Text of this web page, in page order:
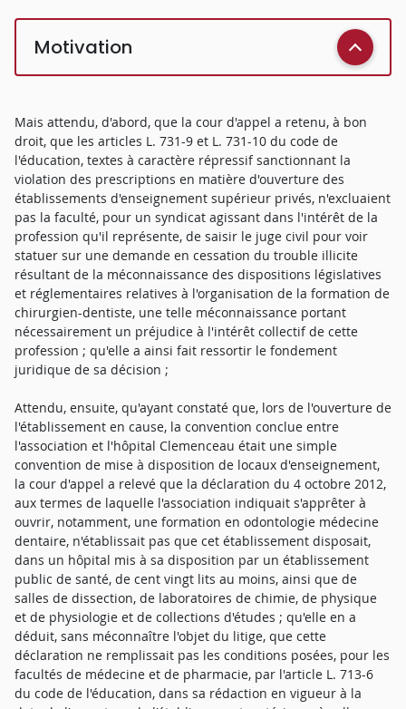
Motivation
Mais attendu, d'abord, que la cour d'appel a retenu, à bon
droit, que les articles L. 731-9 et L. 731-10 du code de
l'éducation, textes à caractère répressif sanctionnant la
violation des prescriptions en matière d'ouverture des
établissements d'enseignement supérieur privés, n'excluaient
pas la faculté, pour un syndicat agissant dans l'intérêt de la
profession qu'il représente, de saisir le juge civil pour voir
statuer sur une demande en cessation du trouble illicite
résultant de la méconnaissance des dispositions législatives
et réglementaires relatives à l'organisation de la formation de
chirurgien-dentiste, une telle méconnaissance portant
nécessairement un préjudice à l'intérêt collectif de cette
profession ; qu'elle a ainsi fait ressortir le fondement
juridique de sa décision ;
Attendu, ensuite, qu'ayant constaté que, lors de l'ouverture de
l'établissement en cause, la convention conclue entre
l'association et l'hôpital Clemenceau était une simple
convention de mise à disposition de locaux d'enseignement,
la cour d'appel a relevé que la déclaration du 4 octobre 2012,
aux termes de laquelle l'association indiquait s'apprêter à
ouvrir, notamment, une formation en odontologie médecine
dentaire, n'établissait pas que cet établissement disposait,
dans un hôpital mis à sa disposition par un établissement
public de santé, de cent vingt lits au moins, ainsi que de
salles de dissection, de laboratoires de chimie, de physique
et de physiologie et de collections d'études ; qu'elle en a
déduit, sans méconnaître l'objet du litige, que cette
déclaration ne remplissait pas les conditions posées, pour les
facultés de médecine et de pharmacie, par l'article L. 713-6
du code de l'éducation, dans sa rédaction en vigueur à la